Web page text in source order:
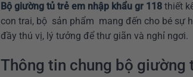
Bộ giường tủ trẻ em nhập khẩu gr 1 18 thiết
con trai, bộ sản phẩm mang đến cho bé sự
đầy thú vị, lý tưởng để thư giãn và nghỉ ngơi.
Thông tin chung bộ giường